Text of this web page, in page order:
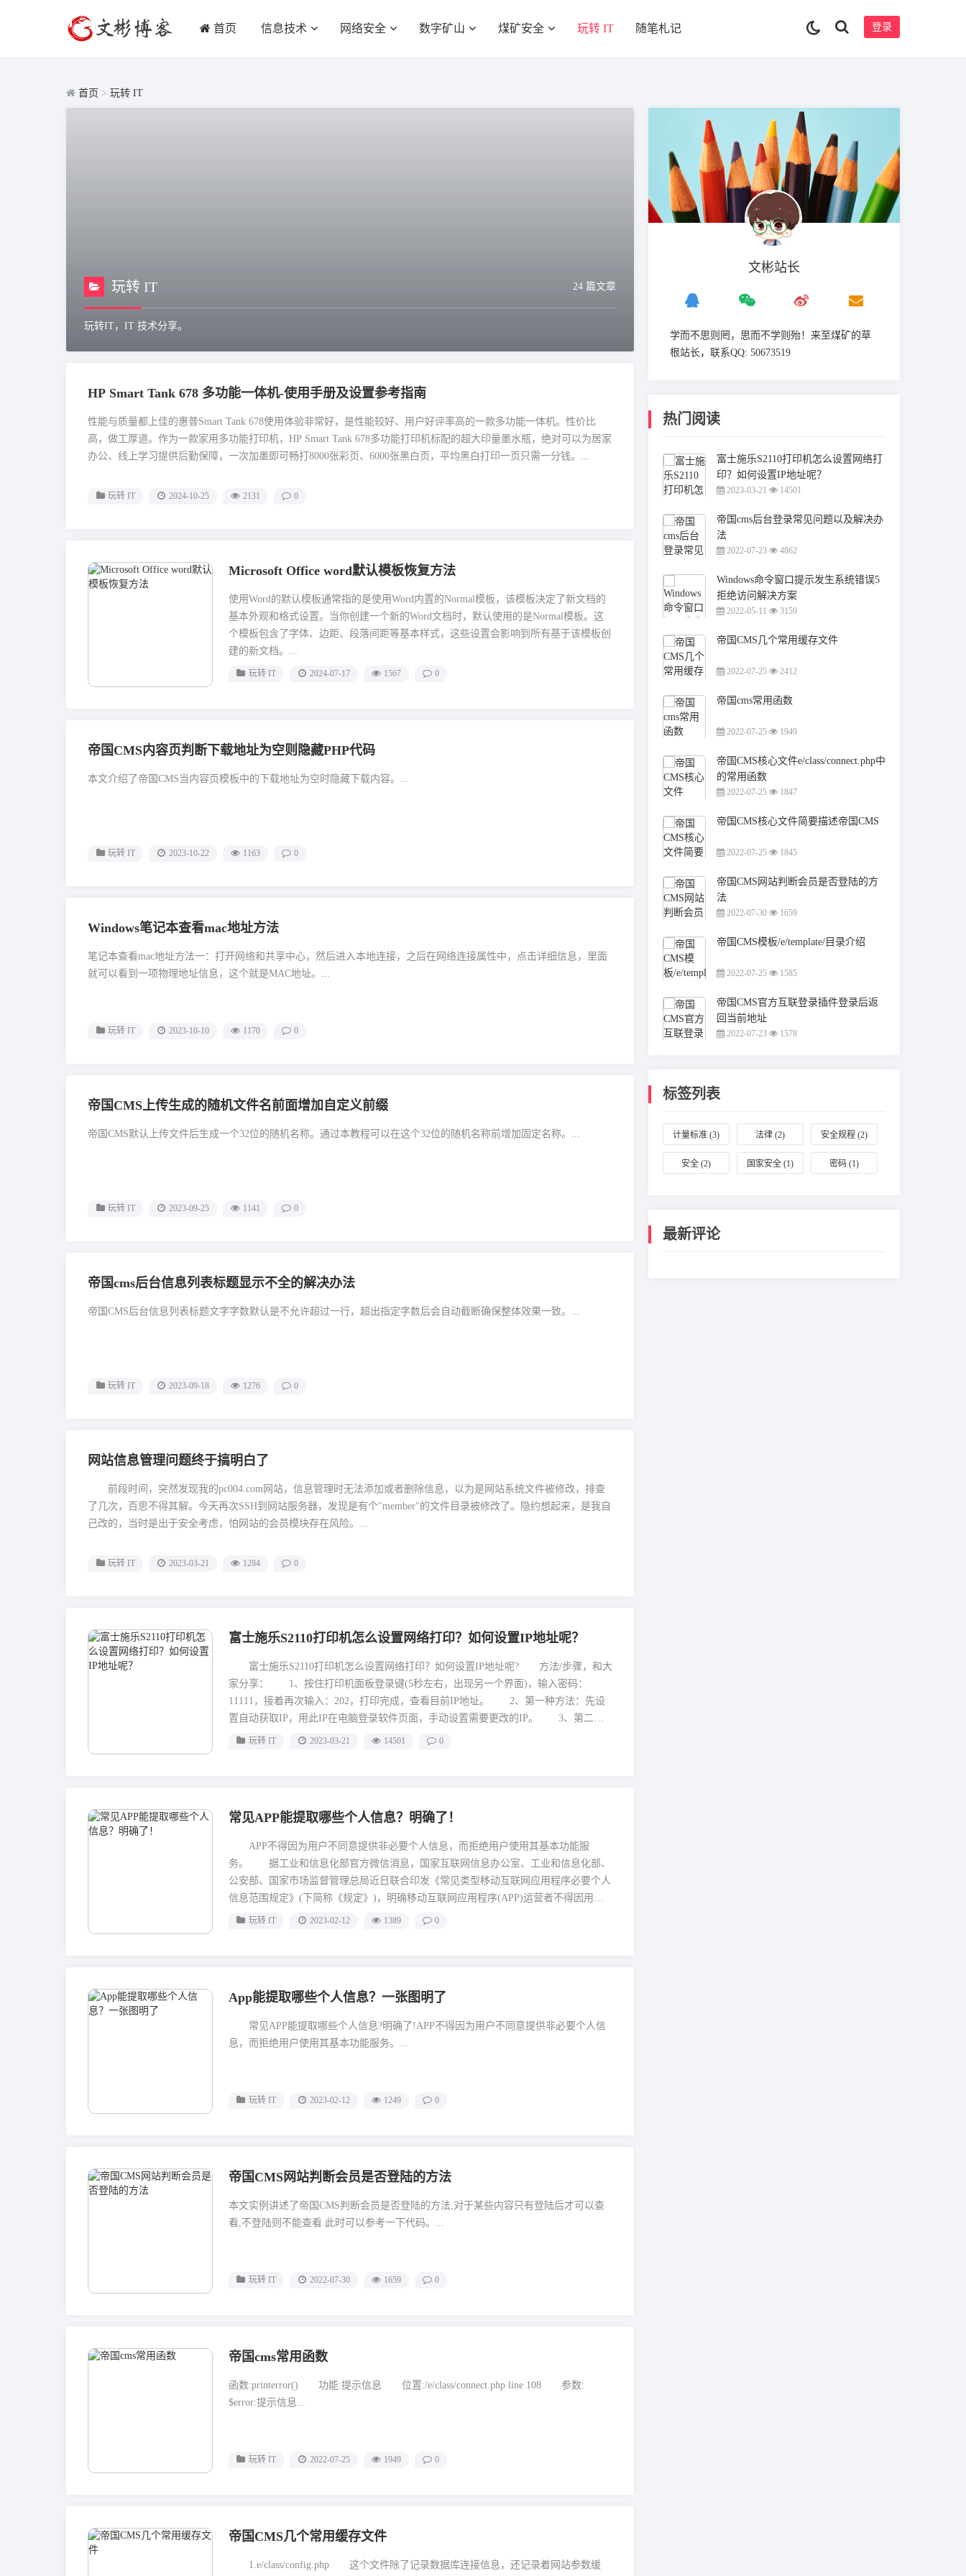
首页 信息技术 网络安全 数字矿山 煤矿安全 玩转 IT 随笔札记 登录
首页 > 玩转 IT
玩转 IT 24 篇文章
玩转IT，IT 技术分享。
HP Smart Tank 678 多功能一体机-使用手册及设置参考指南
性能与质量都上佳的惠普Smart Tank 678使用体验非常好，是性能较好、用户好评率高的一款多功能一体机。性价比
高，做工厚道。作为一款家用多功能打印机，HP Smart Tank 678多功能打印机标配的超大印量墨水瓶，绝对可以为居家
办公、线上学习提供后勤保障，一次加墨即可畅打8000张彩页、6000张黑白页，平均黑白打印一页只需一分钱。...
玩转 IT 2024-10-25 2131 0
Microsoft Office word默认模板恢复方法
使用‌Word的默认模板通常指的是使用Word内置的Normal模板，该模板决定了新文档的
基本外观和格式设置。当你创建一个新的Word文档时，默认使用的是Normal模板。这
个模板包含了字体、边距、段落间距等基本样式，这些设置会影响到所有基于该模板创
建的新文档。...
玩转 IT 2024-07-17 1567 0
帝国CMS内容页判断下载地址为空则隐藏PHP代码
本文介绍了帝国CMS当内容页模板中的下载地址为空时隐藏下载内容。...
玩转 IT 2023-10-22 1163 0
Windows笔记本查看mac地址方法
笔记本查看mac地址方法一：打开网络和共享中心，然后进入本地连接，之后在网络连接属性中，点击详细信息，里面
就可以看到一项物理地址信息，这个就是MAC地址。...
玩转 IT 2023-10-10 1170 0
帝国CMS上传生成的随机文件名前面增加自定义前缀
帝国CMS默认上传文件后生成一个32位的随机名称。通过本教程可以在这个32位的随机名称前增加固定名称。...
玩转 IT 2023-09-25 1141 0
帝国cms后台信息列表标题显示不全的解决办法
帝国CMS后台信息列表标题文字字数默认是不允许超过一行，超出指定字数后会自动截断确保整体效果一致。...
玩转 IT 2023-09-18 1276 0
网站信息管理问题终于搞明白了
前段时间，突然发现我的pc004.com网站，信息管理时无法添加或者删除信息，以为是网站系统文件被修改，排查
了几次，百思不得其解。今天再次SSH到网站服务器，发现是有个"member"的文件目录被修改了。隐约想起来，是我自
己改的，当时是出于安全考虑，怕网站的会员模块存在风险。...
玩转 IT 2023-03-21 1284 0
富士施乐S2110打印机怎么设置网络打印？如何设置IP地址呢？
富士施乐S2110打印机怎么设置网络打印？如何设置IP地址呢? 方法/步骤，和大
家分享： 1、按住打印机面板登录键(5秒左右，出现另一个界面)，输入密码：
11111，接着再次输入：202，打印完成，查看目前IP地址。 2、第一种方法：先设
置自动获取IP，用此IP在电脑登录软件页面，手动设置需要更改的IP。 3、第二种
方法：手动在机器面板上操作： 按住打印机面板登录键(5秒左右，出现另一个界
玩转 IT 2023-03-21 14501 0
常见APP能提取哪些个人信息？明确了！
APP不得因为用户不同意提供非必要个人信息，而拒绝用户使用其基本功能服
务。 据工业和信息化部官方微信消息，国家互联网信息办公室、工业和信息化部、
公安部、国家市场监督管理总局近日联合印发《常见类型移动互联网应用程序必要个人
信息范围规定》(下简称《规定》)，明确移动互联网应用程序(APP)运营者不得因用户
不同意收集非必要个人信息，而拒绝用户使用APP基本功能服务。《规定》明确了39种
玩转 IT 2023-02-12 1389 0
App能提取哪些个人信息？一张图明了
常见APP能提取哪些个人信息?明确了!APP不得因为用户不同意提供非必要个人信
息，而拒绝用户使用其基本功能服务。...
玩转 IT 2023-02-12 1249 0
帝国CMS网站判断会员是否登陆的方法
本文实例讲述了帝国CMS判断会员是否登陆的方法,对于某些内容只有登陆后才可以查
看,不登陆则不能查看.此时可以参考一下代码。...
玩转 IT 2022-07-30 1659 0
帝国cms常用函数
函数:printerror() 功能:提示信息 位置:/e/class/connect.php line 108 参数:
$error:提示信息...
玩转 IT 2022-07-25 1949 0
帝国CMS几个常用缓存文件
1.e/class/config.php 这个文件除了记录数据库连接信息，还记录着网站参数缓
文彬站长
学而不思则罔，思而不学则殆！来至煤矿的草
根站长，联系QQ: 50673519
热门阅读
富士施乐S2110打印机怎么设置网络打
印？如何设置IP地址呢？
2023-03-21 14501
帝国cms后台登录常见问题以及解决办
法
2022-07-23 4862
Windows命令窗口提示发生系统错误5
拒绝访问解决方案
2022-05-11 3159
帝国CMS几个常用缓存文件
2022-07-25 2412
帝国cms常用函数
2022-07-25 1949
帝国CMS核心文件e/class/connect.php中
的常用函数
2022-07-25 1847
帝国CMS核心文件简要描述帝国CMS
2022-07-25 1845
帝国CMS网站判断会员是否登陆的方
法
2022-07-30 1659
帝国CMS模板/e/template/目录介绍
2022-07-25 1585
帝国CMS官方互联登录插件登录后返
回当前地址
2022-07-23 1578
标签列表
计量标准 (3) 法律 (2) 安全规程 (2)
安全 (2) 国家安全 (1) 密码 (1)
最新评论